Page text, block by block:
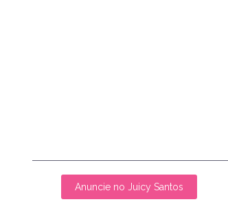
Anuncie no Juicy Santos